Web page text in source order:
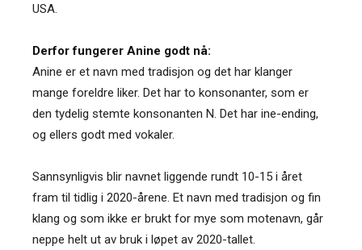
USA.
Derfor fungerer Anine godt nå:
Anine er et navn med tradisjon og det har klanger
mange foreldre liker. Det har to konsonanter, som er
den tydelig stemte konsonanten N. Det har ine-ending,
og ellers godt med vokaler.
Sannsynligvis blir navnet liggende rundt 10-15 i året
fram til tidlig i 2020-årene. Et navn med tradisjon og fin
klang og som ikke er brukt for mye som motenavn, går
neppe helt ut av bruk i løpet av 2020-tallet.